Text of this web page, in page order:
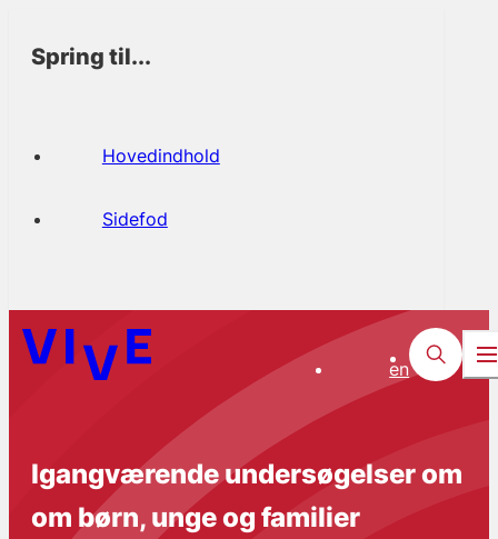
Spring til...
Hovedindhold
Sidefod
en
Igangværende undersøgelser om
om børn, unge og familier